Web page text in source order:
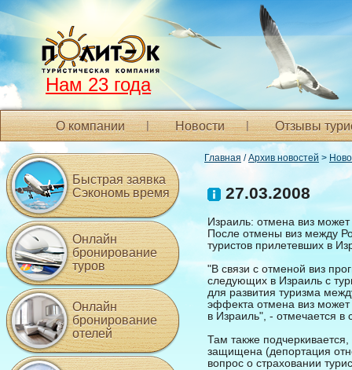
Нам 23 года
О компании Новости Отзывы
Главная /Архив новостей >
27.03.2008
Израиль: отмена виз
После отмены виз между
туристов прилетевших в
"В связи с отменой виз
следующих в Израиль с
для развития туризма
эффекта отмена виз может
в Израиль", - отмечается
Там также
защищена (депортация
вопрос о страховании
Быстрая заявка
Сэкономь время
Онлайн
бронирование
туров
Онлайн
бронирование
отелей